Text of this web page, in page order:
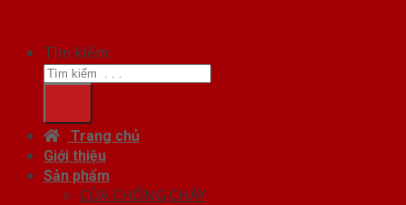
Tìm kiếm:
Trang chủ
Giới thiệu
Sản phẩm
CỬA CHỐNG CHÁY